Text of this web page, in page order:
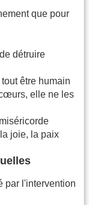
que pour
détruire
être humain
elle ne les
joie, la paix
par l'intervention